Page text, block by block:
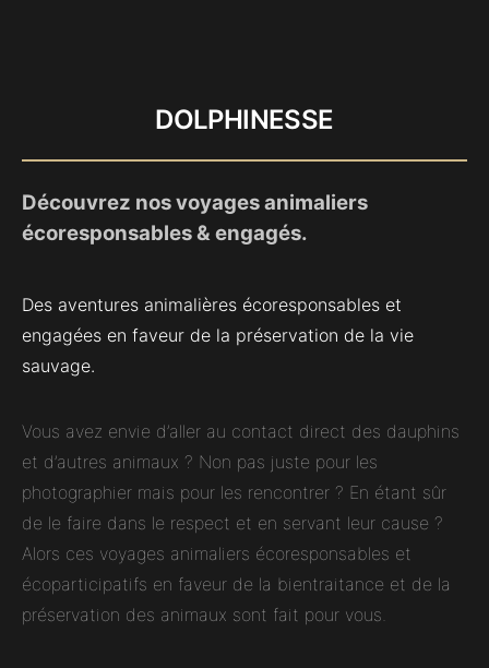
DOLPHINESSE
Découvrez nos voyages animaliers
écoresponsables & engagés.
Des aventures animalières écoresponsables et
engagées en faveur de la préservation de la vie
sauvage.
Vous avez envie d’aller au contact direct des dauphins
et d’autres animaux ? Non pas juste pour les
photographier mais pour les rencontrer ? En étant sûr
de le faire dans le respect et en servant leur cause ?
Alors ces voyages animaliers écoresponsables et
écoparticipatifs en faveur de la bientraitance et de la
préservation des animaux sont fait pour vous.